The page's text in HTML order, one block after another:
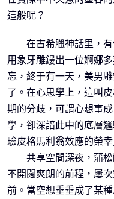
這般呢？
在古希臘神話里，
用象牙雕鏤出一位婀娜
忘，終于有一天，美男
了。在心思學上，這叫
期的分歧，可謂心想事
學，卻深諳此中的底層
驗皮格馬利翁效應的榮
共享空間深夜，蒲
不開闊爽朗的前程，屢
前。當空想垂垂成了某